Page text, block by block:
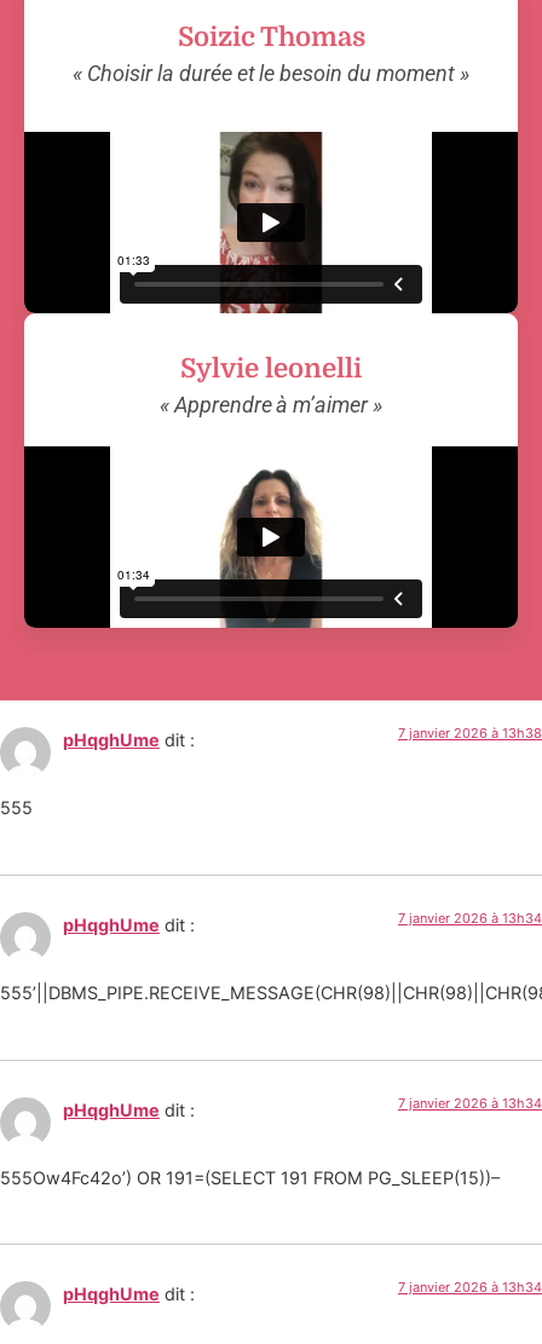
Soizic Thomas
« Choisir la durée et le besoin du moment »
Sylvie leonelli
« Apprendre à m’aimer »
pHqghUme dit : 7 janvier 2026 à 13h38
555
pHqghUme dit : 7 janvier 2026 à 13h34
pHqghUme dit : 7 janvier 2026 à 13h34
555Ow4Fc42o’) OR 191=(SELECT 191 FROM PG_SLEEP(15))–
pHqghUme dit : 7 janvier 2026 à 13h34